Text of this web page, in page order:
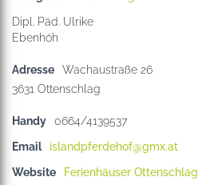
Dipl. Päd. Ulrike
Ebenhöh
Adresse Wachaustraße 26
3631
Handy 0664/4139537
Email
islandpferdehof@gmx.at
Website
Ferienhäuser Ottenschlag